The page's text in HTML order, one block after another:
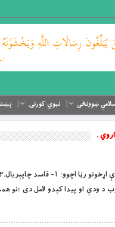
ښوونځی نبوي کورنۍ
.
د ودې او پيدا کېدو لامل دى ؛نو